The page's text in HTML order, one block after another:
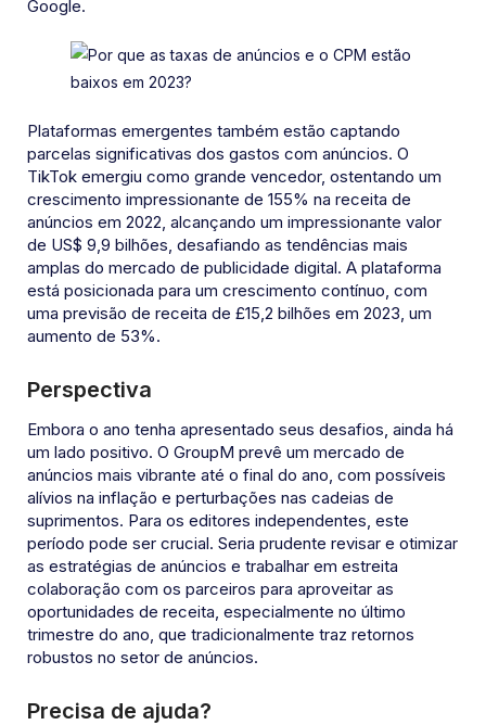
Google.
Plataformas emergentes também estão captando
parcelas significativas dos gastos com anúncios. O
TikTok emergiu como grande vencedor, ostentando um
crescimento impressionante de 155% na receita de
anúncios em 2022, alcançando um impressionante valor
de US$ 9,9 bilhões, desafiando as tendências mais
amplas do mercado de publicidade digital. A plataforma
está posicionada para um crescimento contínuo, com
uma previsão de receita de £15,2 bilhões em 2023, um
aumento de 53%.
Perspectiva
Embora o ano tenha apresentado seus desafios, ainda há
um lado positivo. O GroupM prevê um mercado de
anúncios mais vibrante até o final do ano, com possíveis
alívios na inflação e perturbações nas cadeias de
suprimentos. Para os editores independentes, este
período pode ser crucial. Seria prudente revisar e otimizar
as estratégias de anúncios e trabalhar em estreita
colaboração com os parceiros para aproveitar as
oportunidades de receita, especialmente no último
trimestre do ano, que tradicionalmente traz retornos
robustos no setor de anúncios.
Precisa de ajuda?